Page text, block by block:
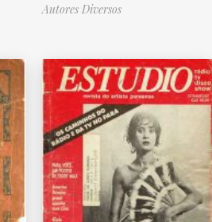
Autores Diversos